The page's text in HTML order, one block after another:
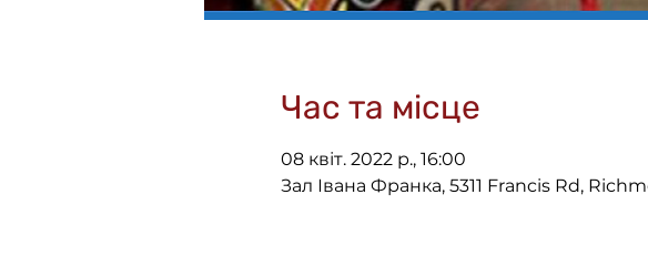
Час та місце
08 квіт. 2022 р., 16:00
Зал Івана Франка, 5311 Francis Rd,